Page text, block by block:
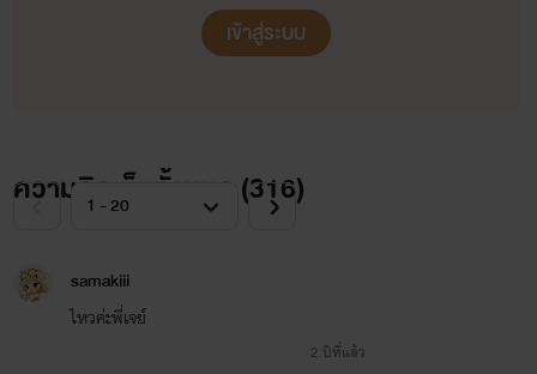
เข้าสู่ระบบ
ความคิดเห็นทั้งหมด (316)
samakiii
ไหวค่ะพี่เจย์
2 ปีที่แล้ว